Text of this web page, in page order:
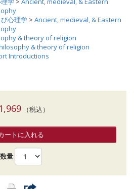
心理学 > Ancient, medieval, & Eastern
& theory of religion
& theory of religion
Introductions
（税込）
ートに入れる
数量